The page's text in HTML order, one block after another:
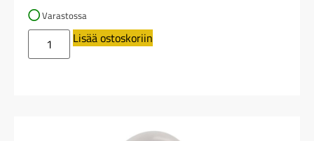
Varastossa
Lisää ostoskoriin